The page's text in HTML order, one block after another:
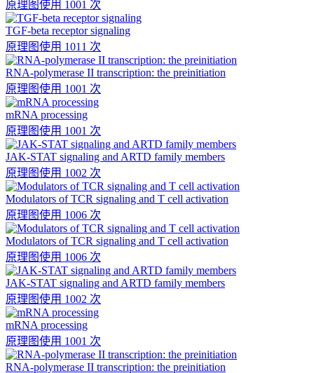
原理图使用 1001 次
TGF-beta receptor signaling
原理图使用 1011 次
RNA-polymerase II transcription: the preinitiation
原理图使用 1001 次
mRNA processing
原理图使用 1001 次
JAK-STAT signaling and ARTD family members
原理图使用 1002 次
Modulators of TCR signaling and T cell activation
原理图使用 1006 次
Modulators of TCR signaling and T cell activation
原理图使用 1006 次
JAK-STAT signaling and ARTD family members
原理图使用 1002 次
mRNA processing
原理图使用 1001 次
RNA-polymerase II transcription: the preinitiation